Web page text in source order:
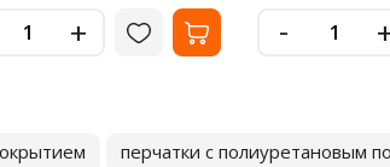
+ -
перчатки с полиуретановым